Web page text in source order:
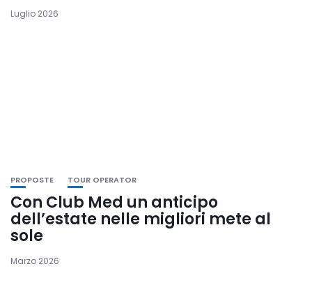
Luglio 2026
PROPOSTE TOUR OPERATOR
Con Club Med un anticipo
dell’estate nelle migliori mete al
sole
Marzo 2026